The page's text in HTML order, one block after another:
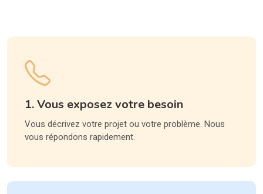
1. Vous exposez votre besoin
Vous décrivez votre projet ou votre problème. Nous
vous répondons rapidement.